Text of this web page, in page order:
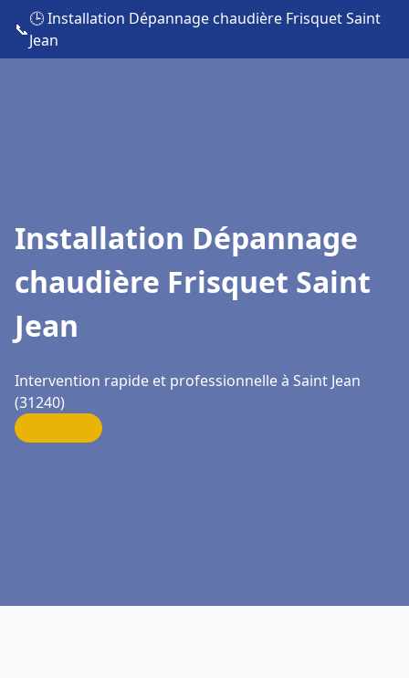
📞
🕒 Installation Dépannage chaudière Frisquet Saint
Jean
Installation Dépannage
chaudière Frisquet Saint
Jean
Intervention rapide et professionnelle à Saint Jean
(31240)